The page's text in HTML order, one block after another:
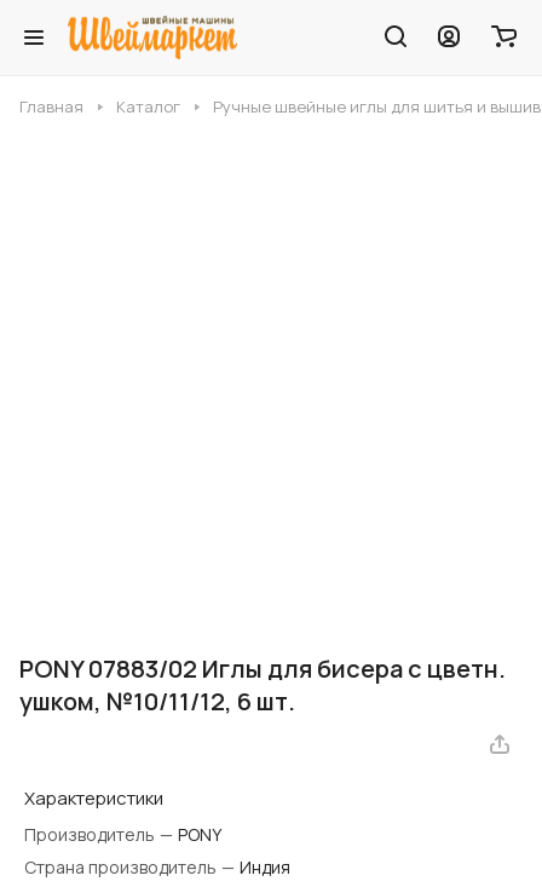
Главная Каталог Ручные швейные иглы для шитья и
PONY 07883/02 Иглы для бисера с цветн.
ушком, №10/11/12, 6 шт.
Характеристики
Производитель — PONY
Страна производитель — Индия